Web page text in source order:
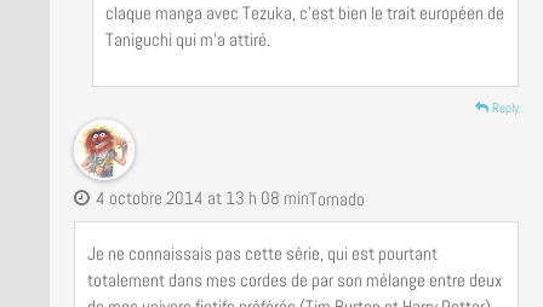
claque manga avec Tezuka, c’est bien le trait européen de
Taniguchi qui m’a attiré.
Reply
Tornado
4 octobre 2014 at 13 h 08 min
Je ne connaissais pas cette série, qui est pourtant
totalement dans mes cordes de par son mélange entre deux